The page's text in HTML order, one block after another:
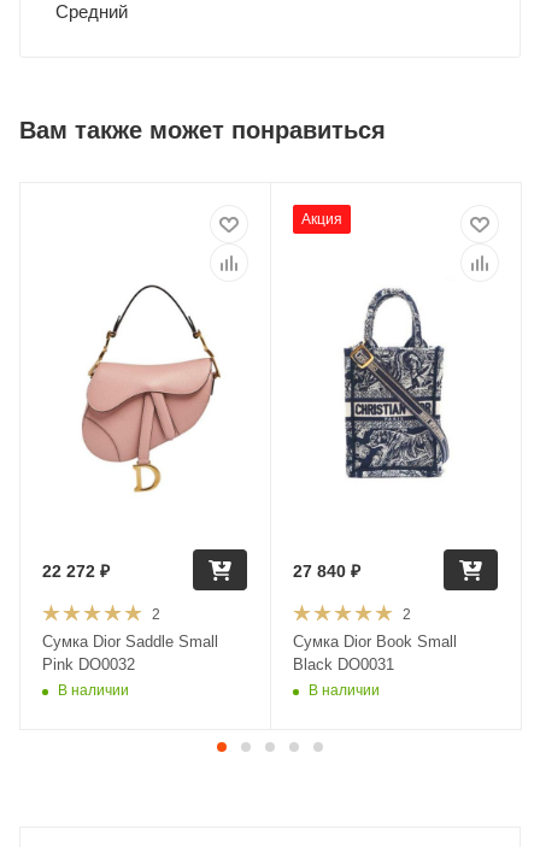
Средний
Вам также может понравиться
2
Сумка Dior Saddle Small
Pink DO0032
В наличии
22 272 ₽
Акция
2
Сумка Dior Book Small
Black DO0031
В наличии
27 840 ₽